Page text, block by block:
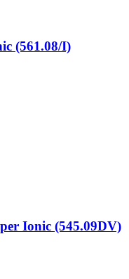
(561.08/I)
Ionic (545.09DV)